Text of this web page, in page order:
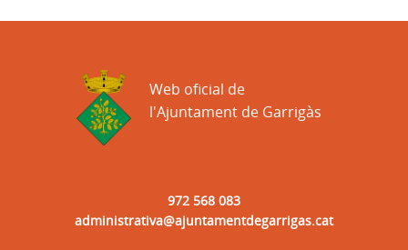
972 568 083
administrativa@ajuntamentdegarrigas.cat
Web oficial de
l'Ajuntament de Garrigàs